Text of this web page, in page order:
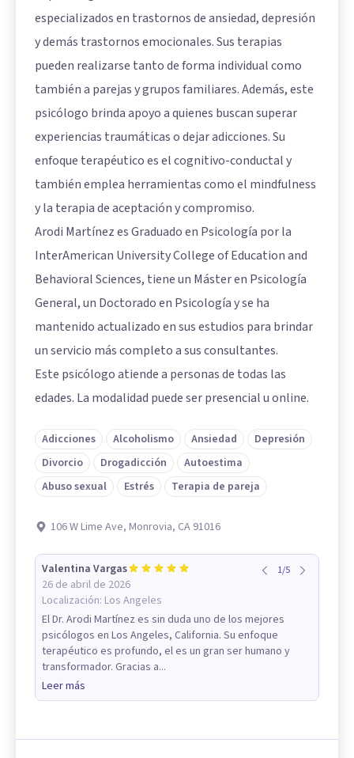
especializados en trastornos de ansiedad, depresión
y demás trastornos emocionales. Sus terapias
pueden realizarse tanto de forma individual como
también a parejas y grupos familiares. Además, este
psicólogo brinda apoyo a quienes buscan superar
experiencias traumáticas o dejar adicciones. Su
enfoque terapéutico es el cognitivo-conductal y
también emplea herramientas como el mindfulness
y la terapia de aceptación y compromiso.
Arodi Martínez es Graduado en Psicología por la
InterAmerican University College of Education and
Behavioral Sciences, tiene un Máster en Psicología
General, un Doctorado en Psicología y se ha
mantenido actualizado en sus estudios para brindar
un servicio más completo a sus consultantes.
Este psicólogo atiende a personas de todas las
edades. La modalidad puede ser presencial u online.
Adicciones Alcoholismo Ansiedad
Depresión
Divorcio
Drogadicción
Autoestima
Abuso sexual
Estrés Terapia de pareja
106 W Lime Ave, Monrovia, CA 91016
Valentina Vargas
26 de abril de 2026
Localización: Los Angeles
1/5
El Dr. Arodi Martínez es sin duda uno de los mejores
psicólogos en Los Angeles, California. Su enfoque
terapéutico es profundo, el es un gran ser humano y
transformador. Gracias a...
Leer más